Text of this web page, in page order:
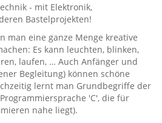
- mit Elektronik,
Bastelprojekten!
man eine ganze Menge kreative
Es kann leuchten, blinken,
laufen, … Auch Anfänger und
Begleitung) können schöne
lernt man Grundbegriffe der
'C', die für
nahe liegt).